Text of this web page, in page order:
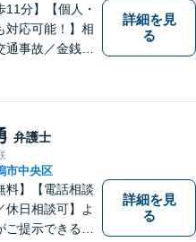
11分】【個人・
対応可能！】相
事故／金銭ト
かりやすく説明
戻っていただ
ます。【地域
になりたい】
詳細を見
る
弁護士
市中央区
料】【電話相談
休日相談可】よ
ご提示できるよ
詳細を見
る